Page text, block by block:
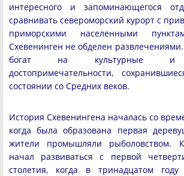
интересного и запоминающегося
сравнивать североморский курорт с
приморскими населенными
Схевенинген не обделен
богат на культурные и
достопримечательности,
состоянии со Средних веков.
История Схевенингена началась со
когда была образована первая
жители промышляли рыболовством.
начал развиваться с первой
столетия, когда в тринадцатом